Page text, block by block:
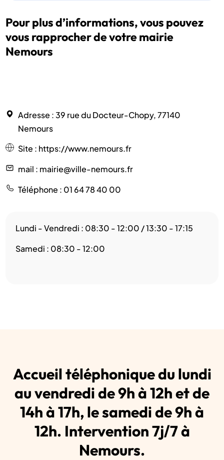
Pour plus d’informations, vous pouvez
vous rapprocher de votre mairie
Nemours
Adresse : 39 rue du Docteur-Chopy, 77140
Nemours
Site : https://www.nemours.fr
mail : mairie@ville-nemours.fr
Téléphone : 01 64 78 40 00
Lundi - Vendredi : 08:30 - 12:00 / 13:30 - 17:15
Samedi : 08:30 - 12:00
Accueil téléphonique du lundi
au vendredi de 9h à 12h et de
14h à 17h, le samedi de 9h à
12h. Intervention 7j/7 à
Nemours.